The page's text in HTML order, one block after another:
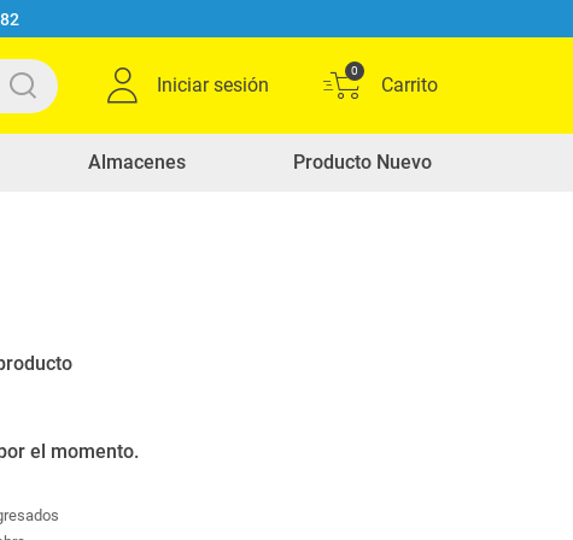
Iniciar sesión
0
Almacenes Producto Nuevo
el momento.